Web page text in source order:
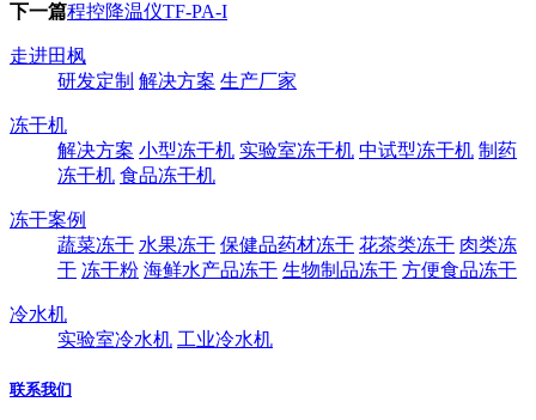
下一篇程控降温仪TF-PA-I
走进田枫
研发定制 解决方案 生产厂家
冻干机
解决方案 小型冻干机 实验室冻干机 中试型冻干机 制药
冻干机 食品冻干机
冻干案例
蔬菜冻干 水果冻干 保健品药材冻干 花茶类冻干 肉类冻
干 冻干粉 海鲜水产品冻干 生物制品冻干 方便食品冻干
冷水机
实验室冷水机 工业冷水机
联系我们